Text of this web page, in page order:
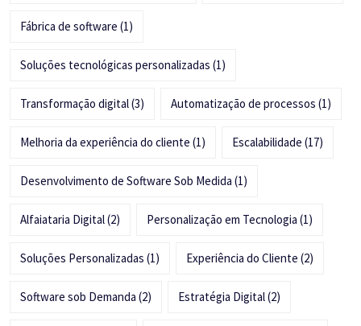
Fábrica de software (1)
Soluções tecnológicas personalizadas (1)
Transformação digital(3) Automatização de processos (1)
Melhoria da experiência do cliente (1) Escalabilidade (17)
Desenvolvimento de Software Sob Medida (1)
Alfaiataria Digital(2) Personalização em Tecnologia (1)
Soluções Personalizadas (1) Experiência do Cliente (2)
Software sob Demanda (2) Estratégia Digital(2)